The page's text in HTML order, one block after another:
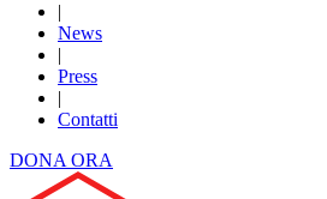
|
News
|
Press
|
Contatti
DONA ORA